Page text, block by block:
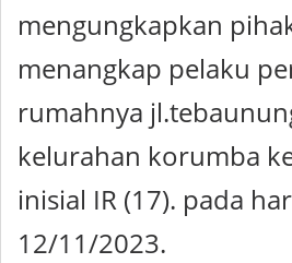
mengungkapkan
menangkap pelaku
rumahnya
kelurahan korumba
inisial IR (17). pada
12/11/2023.